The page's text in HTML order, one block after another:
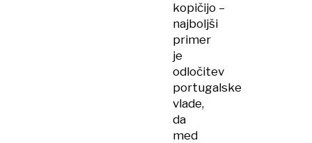
kopičijo –
najboljši
primer
je
odločitev
portugalske
vlade,
da
med